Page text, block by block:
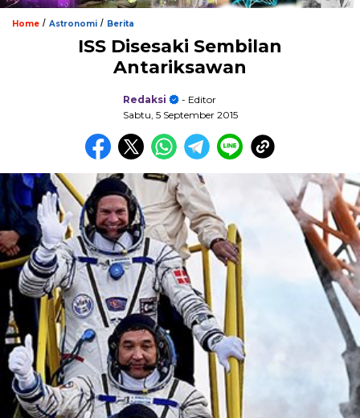
Home / Astronomi / Berita
ISS Disesaki Sembilan
Antariksawan
Redaksi
- Editor
Sabtu, 5 September 2015